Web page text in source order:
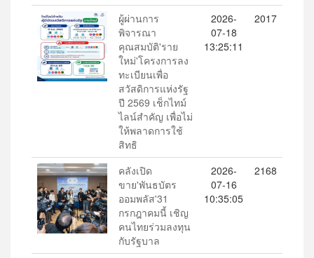
ผู้ผ่านการ
พิจารณา
คุณสมบัติ'ราย
ใหม่'โครงการลง
ทะเบียนเพื่อ
สวัสดิการแห่งรัฐ
ปี 2569 เช็กไทม์
ไลน์สำคัญ เพื่อไม่
ให้พลาดการใช้
สิทธิ
2026-
07-18
13:25:11
2017
คลังเปิด
ขาย'พันธบัตร
ออมพลัส'31
กรกฎาคมนี้ เชิญ
คนไทยร่วมลงทุน
กับรัฐบาล
2026-
07-16
10:35:05
2168